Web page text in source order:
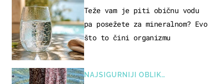
Teže vam je piti običnu vodu
pa posežete za mineralnom? Evo
što to čini organizmu
NAJSIGURNIJI OBLIK